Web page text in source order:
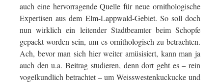
auch eine hervorragende Quelle für neue ornithologische
Expertisen aus dem Elm-Lappwald-Gebiet. So soll doch
nun wirklich ein leitender Stadtbeamter beim Schopfe
gepackt worden sein, um es ornithologisch zu betrachten.
Ach, bevor man sich hier weiter amüsisiert, kann man ja
auch den u.a. Beitrag studieren, denn dort geht es – rein
vogelkundlich betrachtet – um Weisswestenkuckucke und